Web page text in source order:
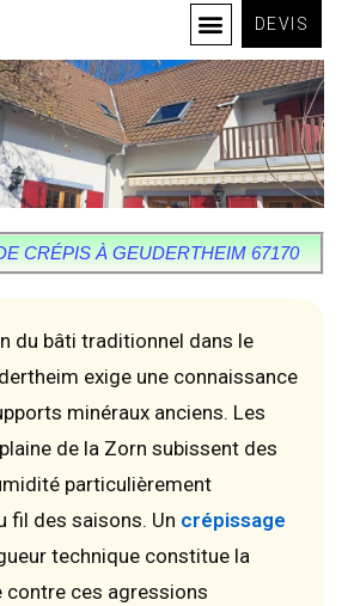
DEVIS
CRÉPIS À GEUDERTHEIM 67170
du bâti traditionnel dans le
exige une connaissance
minéraux anciens. Les
de la Zorn subissent des
particulièrement
fil des saisons. Un crépissage
technique constitue la
contre ces agressions